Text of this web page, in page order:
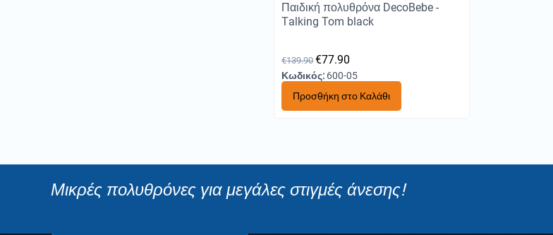
Παιδική πολυθρόνα DecoBebe -
Τalking Tom black
€139.90 €77.90
Κωδικός: 600-05
Προσθήκη στο Καλάθι
Μικρές πολυθρόνες για μεγάλες στιγμές άνεσης!